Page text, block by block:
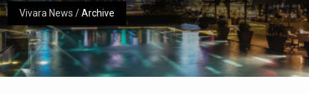
Vivara News /Archive